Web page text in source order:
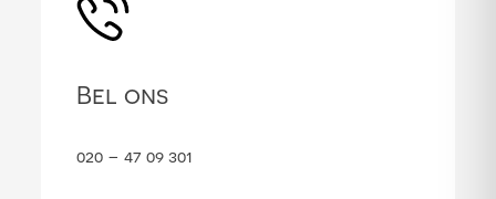
Bel ons
020 – 47 09 301